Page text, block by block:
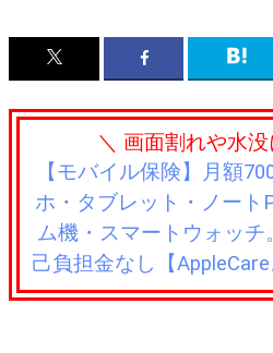
＼ 画面割れや水
【モバイル保険】月額
ホ・タブレット・ノート
ム機・スマートウォッチ
己負担金なし【